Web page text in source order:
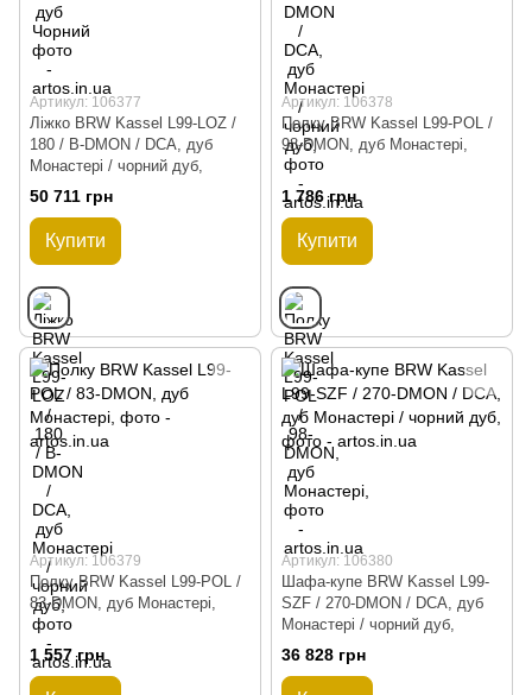
Артикул: 106377
Ліжко BRW Kassel L99-LOZ /
180 / B-DMON / DCA, дуб
Монастері / чорний дуб,
50 711 грн
Купити
Артикул: 106378
Полку BRW Kassel L99-POL /
98-DMON, дуб Монастері,
1 786 грн
Купити
Артикул: 106379
Полку BRW Kassel L99-POL /
83-DMON, дуб Монастері,
1 557 грн
Артикул: 106380
Шафа-купе BRW Kassel L99-
SZF / 270-DMON / DCA, дуб
Монастері / чорний дуб,
36 828 грн